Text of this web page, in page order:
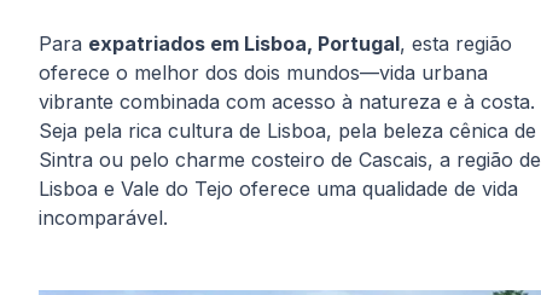
Para expatriados em Lisboa, Portugal, esta região
oferece o melhor dos dois mundos—vida urbana
vibrante combinada com acesso à natureza e à costa.
Seja pela rica cultura de Lisboa, pela beleza cênica de
Sintra ou pelo charme costeiro de Cascais, a região de
Lisboa e Vale do Tejo oferece uma qualidade de vida
incomparável.